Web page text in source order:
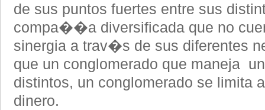
de sus puntos fuertes entre sus
compa��a diversificada que no
sinergia a trav�s de sus diferentes
que un conglomerado que maneja
distintos, un conglomerado se limita
dinero.